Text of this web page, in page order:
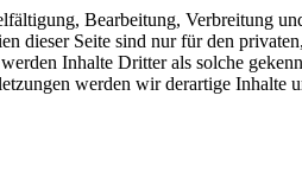
Bearbeitung, Verbreitung
dieser Seite sind nur für den
Inhalte Dritter als solche
werden wir derartige Inhalte